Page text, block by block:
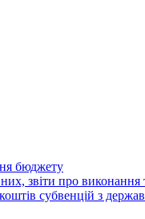
бюджету
звіти про виконання
субвенцій з